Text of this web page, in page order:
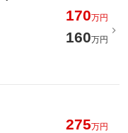
170万円
160万円
275万円